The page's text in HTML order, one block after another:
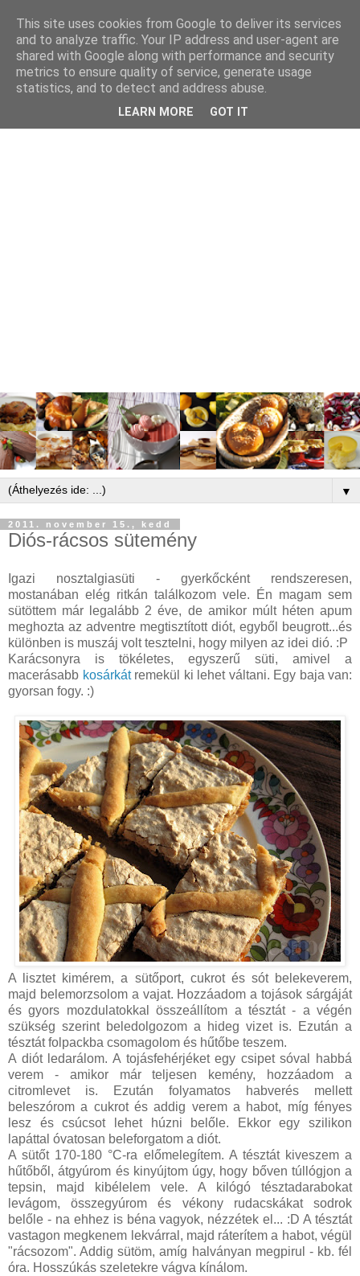
▼
2011. november 15., kedd
Diós-rácsos sütemény
Igazi nosztalgiasüti - gyerkőcként rendszeresen,
mostanában elég ritkán találkozom vele. Én magam sem
sütöttem már legalább 2 éve, de amikor múlt héten apum
meghozta az adventre megtisztított diót, egyből beugrott...és
különben is muszáj volt tesztelni, hogy milyen az idei dió. :P
Karácsonyra is tökéletes, egyszerű süti, amivel a
macerásabb kosárkátremekül ki lehet váltani. Egy baja van:
gyorsan fogy. :)
A lisztet kimérem, a sütőport, cukrot és sót belekeverem,
majd belemorzsolom a vajat. Hozzáadom a tojások sárgáját
és gyors mozdulatokkal összeállítom a tésztát - a végén
szükség szerint beledolgozom a hideg vizet is. Ezután a
tésztát folpackba csomagolom és hűtőbe teszem.
A diót ledarálom. A tojásfehérjéket egy csipet sóval habbá
verem - amikor már teljesen kemény, hozzáadom a
citromlevet is. Ezután folyamatos habverés mellett
beleszórom a cukrot és addig verem a habot, míg fényes
lesz és csúcsot lehet húzni belőle. Ekkor egy szilikon
lapáttal óvatosan beleforgatom a diót.
A sütőt 170-180 °C-ra előmelegítem. A tésztát kiveszem a
hűtőből, átgyúrom és kinyújtom úgy, hogy bőven túllógjon a
tepsin, majd kibélelem vele. A kilógó tésztadarabokat
levágom, összegyúrom és vékony rudacskákat sodrok
belőle - na ehhez is béna vagyok, nézzétek el... :D A tésztát
vastagon megkenem lekvárral, majd ráterítem a habot, végül
"rácsozom". Addig sütöm, amíg halványan megpirul - kb. fél
óra. Hosszúkás szeletekre vágva kínálom.
This site uses cookies from Google to deliver its services
and to analyze traffic. Your IP address and user-agent are
shared with Google along with performance and security
metrics to ensure quality of service, generate usage
statistics, and to detect and address abuse.
LEARN MORE GOT IT